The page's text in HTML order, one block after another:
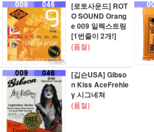
[로토사운드] ROT
O SOUND Orang
e 009 일렉스트링
[1번줄이 2개!]
(품절)
[깁슨USA] Gibso
n Kiss AceFrehle
y 시그네쳐
(품절)